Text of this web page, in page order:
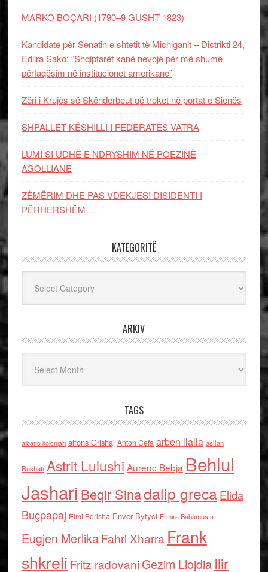
MARKO BOÇARI (1790–9 GUSHT 1823)
Kandidate për Senatin e shtetit të Michiganit – Distrikti 24,
Edlira Sako: “Shqiptarët kanë nevojë për më shumë
përfaqësim në institucionet amerikane”
Zëri i Krujës së Skënderbeut që troket në portat e Sienës
SHPALLET KËSHILLI I FEDERATËS VATRA
LUMI SI UDHË E NDRYSHIM NË POEZINË
AGOLLIANE
ZËMËRIM DHE PAS VDEKJES! DISIDENTI I
PËRHERSHËM…
KATEGORITË
ARKIV
TAGS
albano kolonjari alfons Grishaj Anton Cefa arben llalla asllan
Bushati Astrit Lulushi Aurenc Bebja Behlul
Jashari Beqir Sinadalip grecaElida
Buçpapaj Elmi Berisha Enver Bytyci Ermira Babamusta
Eugjen MerlikaFahri Xharra Frank
shkreli Fritz radovaniGezim Llojdia Ilir